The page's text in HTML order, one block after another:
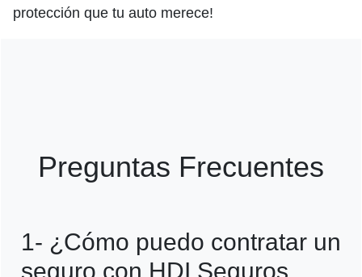
protección que tu auto merece!
Preguntas Frecuentes
1- ¿Cómo puedo contratar un
seguro con HDI Seguros